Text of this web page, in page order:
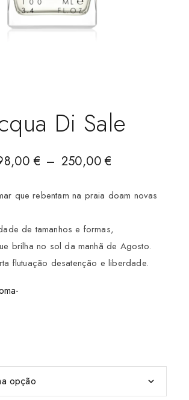
Di Sale
€ – 250,00€
que rebentam na praia doam novas
de tamanhos e formas,
brilha no sol da manhã de Agosto.
flutuação desatenção e liberdade.